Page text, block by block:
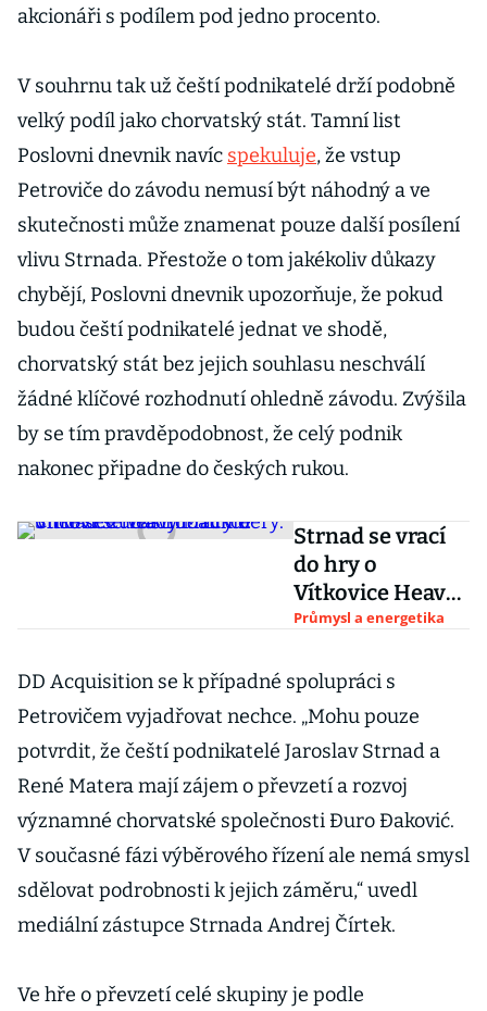
akcionáři s podílem pod jedno procento.
V souhrnu tak už čeští podnikatelé drží podobně
velký podíl jako chorvatský stát. Tamní list
Poslovni dnevnik navíc spekuluje, že vstup
Petroviče do závodu nemusí být náhodný a ve
skutečnosti může znamenat pouze další posílení
vlivu Strnada. Přestože o tom jakékoliv důkazy
chybějí, Poslovni dnevnik upozorňuje, že pokud
budou čeští podnikatelé jednat ve shodě,
chorvatský stát bez jejich souhlasu neschválí
žádné klíčové rozhodnutí ohledně závodu. Zvýšila
by se tím pravděpodobnost, že celý podnik
nakonec připadne do českých rukou.
Strnad se vrací
do hry o
Vítkovice Heavy
Machinery. Chce
aukce
Průmysl a energetika
DD Acquisition se k případné spolupráci s
Petrovičem vyjadřovat nechce. „Mohu pouze
potvrdit, že čeští podnikatelé Jaroslav Strnad a
René Matera mají zájem o převzetí a rozvoj
významné chorvatské společnosti Đuro Đaković.
V současné fázi výběrového řízení ale nemá smysl
sdělovat podrobnosti k jejich záměru,“ uvedl
mediální zástupce Strnada Andrej Čírtek.
Ve hře o převzetí celé skupiny je podle